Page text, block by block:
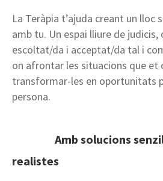
La Teràpia t’ajuda creant un lloc
amb tu. Un espai lliure de
escoltat/da i acceptat/da tal i
on afrontar les situacions que et
transformar-les en oportunitats
persona.
Amb solucions
realistes